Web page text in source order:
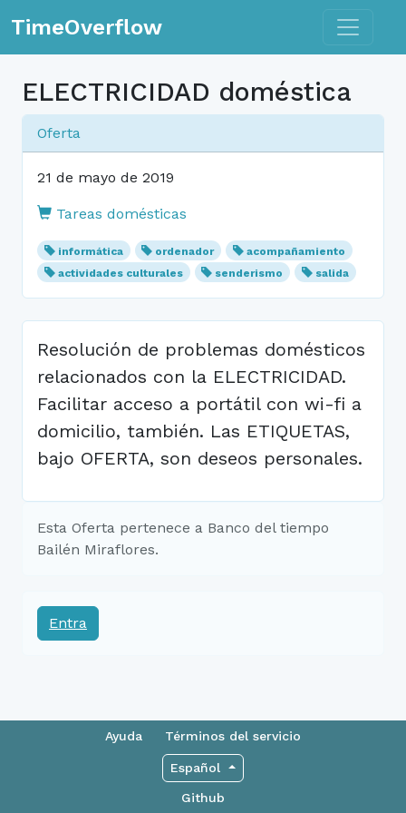
TimeOverflow Toggle
ELECTRICIDAD doméstica
Oferta
21 de mayo de 2019
Tareas domésticas
informática ordenador
acompañamiento
actividades culturales
senderismo salida
Resolución de problemas domésticos
relacionados con la ELECTRICIDAD.
Facilitar acceso a portátil con wi-fi a
domicilio, también. Las ETIQUETAS,
bajo OFERTA, son deseos personales.
Esta Oferta pertenece a Banco del tiempo
Bailén Miraflores.
Entra
Ayuda Términos del servicio
Español
Github